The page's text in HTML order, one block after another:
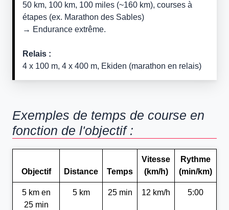
50 km, 100 km, 100 miles (~160 km), courses à
étapes (ex. Marathon des Sables)
→ Endurance extrême.
Relais :
4 x 100 m, 4 x 400 m, Ekiden (marathon en relais)
Exemples de temps de course en
fonction de l'objectif :
Objectif Distance Temps
Vitesse
(km/h)
Rythme
(min/km)
5 km en
25 min
5 km 25 min 12 km/h 5:00